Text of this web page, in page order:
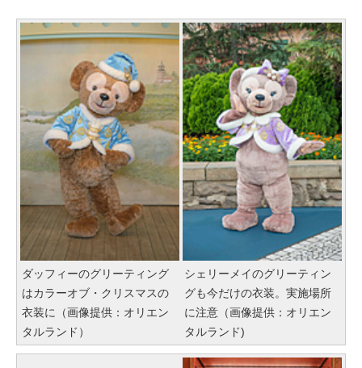
ダッフィーのグリーティング
はカラーオブ・クリスマスの
衣装に（画像提供：オリエン
タルランド）
シェリーメイのグリーティン
グも今だけの衣装。実施場所
に注意（画像提供：オリエン
タルランド)